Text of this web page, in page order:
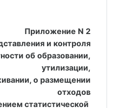
Приложение N 2
и контроля
об образовании,
утилизации,
о размещении
отходов
статистической